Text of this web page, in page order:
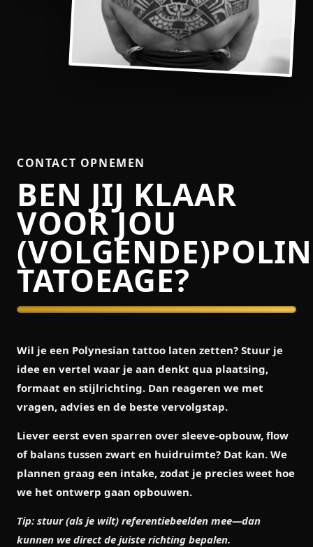
CONTACT OPNEMEN
BEN JIJ KLAAR
VOOR JOU
TATOEAGE?
Wil je een Polynesian tattoo laten zetten? Stuur je
idee en vertel waar je aan denkt qua plaatsing,
formaat en stijlrichting. Dan reageren we met
vragen, advies en de beste vervolgstap.
Liever eerst even sparren over sleeve-opbouw, flow
of balans tussen zwart en huidruimte? Dat kan. We
plannen graag een intake, zodat je precies weet hoe
we het ontwerp gaan opbouwen.
Tip: stuur (als je wilt) referentiebeelden mee—dan
kunnen we direct de juiste richting bepalen.